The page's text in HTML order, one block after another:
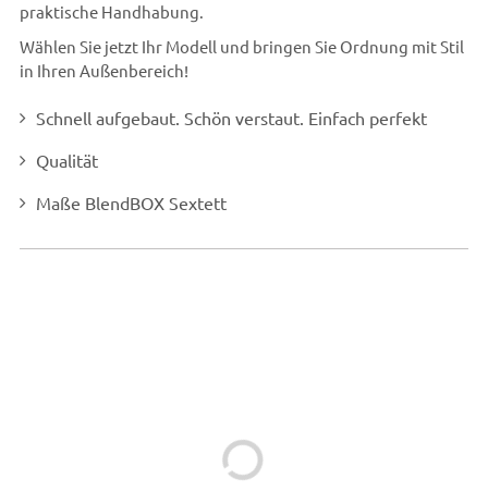
praktische Handhabung.
Wählen Sie jetzt Ihr Modell und bringen Sie Ordnung mit Stil
in Ihren Außenbereich!
Schnell aufgebaut. Schön verstaut. Einfach perfekt
Qualität
Maße BlendBOX Sextett